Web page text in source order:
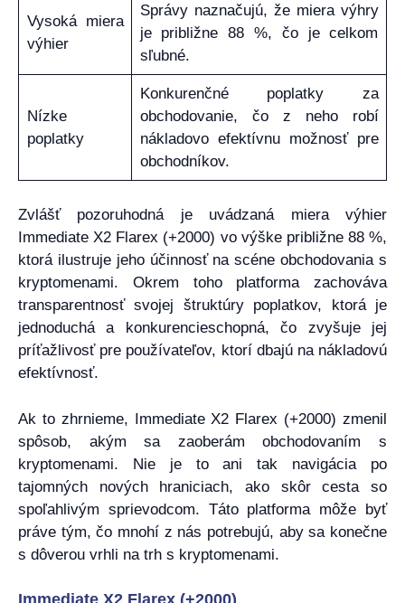
Vysoká miera
výhier
Správy naznačujú, že miera výhry
je približne 88 %, čo je celkom
sľubné.
Nízke
poplatky
Konkurenčné poplatky za
obchodovanie, čo z neho robí
nákladovo efektívnu možnosť pre
obchodníkov.
Zvlášť pozoruhodná je uvádzaná miera výhier
Immediate X2 Flarex (+2000) vo výške približne 88 %,
ktorá ilustruje jeho účinnosť na scéne obchodovania s
kryptomenami. Okrem toho platforma zachováva
transparentnosť svojej štruktúry poplatkov, ktorá je
jednoduchá a konkurencieschopná, čo zvyšuje jej
príťažlivosť pre používateľov, ktorí dbajú na nákladovú
efektívnosť.
Ak to zhrnieme, Immediate X2 Flarex (+2000) zmenil
spôsob, akým sa zaoberám obchodovaním s
kryptomenami. Nie je to ani tak navigácia po
tajomných nových hraniciach, ako skôr cesta so
spoľahlivým sprievodcom. Táto platforma môže byť
práve tým, čo mnohí z nás potrebujú, aby sa konečne
s dôverou vrhli na trh s kryptomenami.